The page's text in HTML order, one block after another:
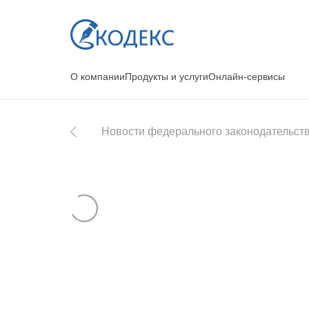
О компанииПродукты и услугиОнлайн-сервисы
Новости федерального